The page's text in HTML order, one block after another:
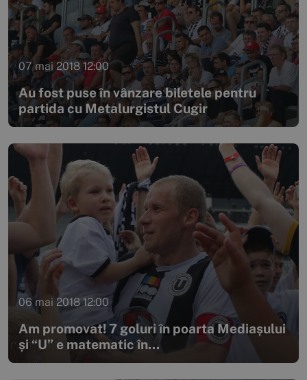
07 mai 2018 12:00
Au fost puse în vânzare biletele pentru
partida cu Metalurgistul Cugir
06 mai 2018 12:00
Am promovat! 7 goluri în poarta Mediașului
și “U” e matematic în...